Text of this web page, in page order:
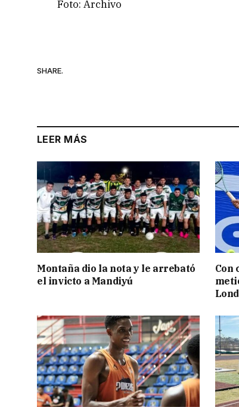
Foto: Archivo
SHARE.
LEER MÁS
Montaña dio la nota y le arrebató
el invicto a Mandiyú
Con